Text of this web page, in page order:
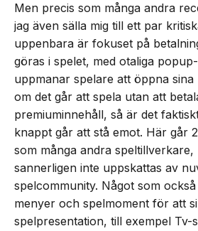
Men precis som många andra
jag även sälla mig till ett par
uppenbara är fokuset på
göras i spelet, med otaliga
uppmanar spelare att öppna
om det går att spela utan att
premiuminnehåll, så är det
knappt går att stå emot. Här går
som många andra speltillverkare,
sannerligen inte uppskattas av
spelcommunity. Något som
menyer och spelmoment för att
spelpresentation, till exempel Tv-